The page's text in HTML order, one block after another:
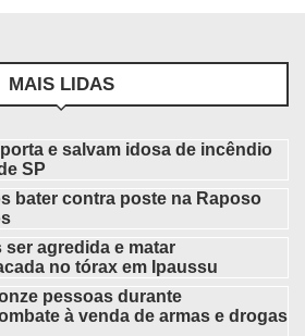
MAIS LIDAS
e salvam idosa de incêndio
SP
bater contra poste na Raposo
ser agredida e matar
no tórax em Ipaussu
pessoas durante
à venda de armas e drogas